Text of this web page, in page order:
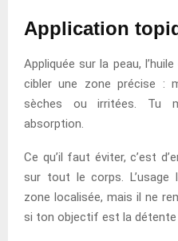
Application
Appliquée sur la peau,
cibler une zone précise :
sèches ou irritées. Tu
absorption.
Ce qu’il faut éviter, c’est
sur tout le corps.
zone localisée, mais il ne
si ton objectif est la détente